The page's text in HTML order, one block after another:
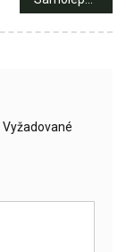
Vyžadované